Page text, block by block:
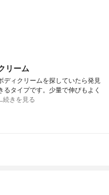
リーム
ディクリームを探していたら発見
タイプです。少量で伸びもよく
続きを見る